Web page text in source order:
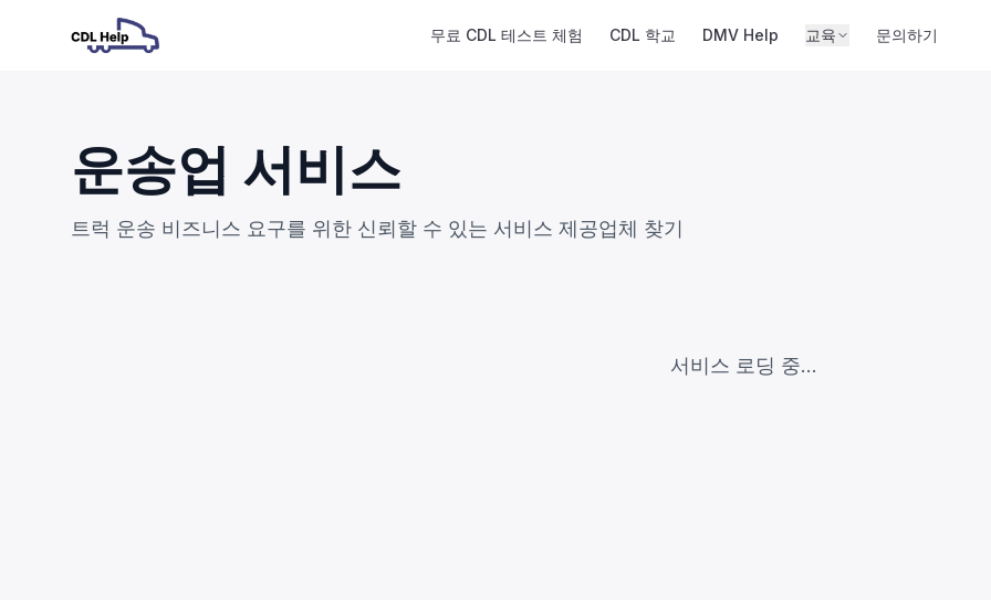
무료 CDL 테스트 체험 CDL 학교 DMV Help 교육 문의하기
운송업 서비스
트럭 운송 비즈니스 요구를 위한 신뢰할 수 있는 서비스 제공업체 찾기
서비스 로딩 중...